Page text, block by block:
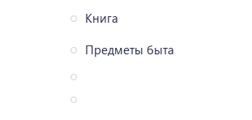
Книга
Предметы быта